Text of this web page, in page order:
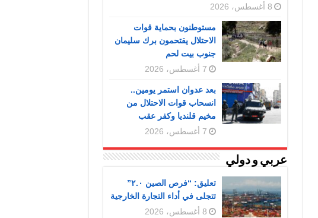
8 أغسطس، 2026
مستوطنون بحماية قوات
الاحتلال يقتحمون برك سليمان
جنوب بيت لحم
7 أغسطس، 2026
بعد عدوان استمر يومين..
انسحاب قوات الاحتلال من
مخيم قلنديا وكفر عقب
7 أغسطس، 2026
عربي و دولي
تعليق: “فرص الصين ٢.٠”
تتجلى في أداء التجارة الخارجية
8 أغسطس، 2026